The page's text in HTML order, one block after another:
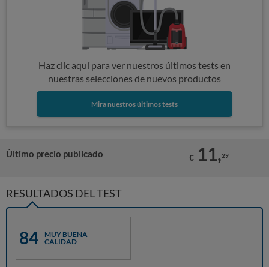
Haz clic aquí para ver nuestros últimos tests en
nuestras selecciones de nuevos productos
Mira nuestros últimos tests
Último precio publicado € 11,29
RESULTADOS DEL TEST
84
MUY BUENA
CALIDAD